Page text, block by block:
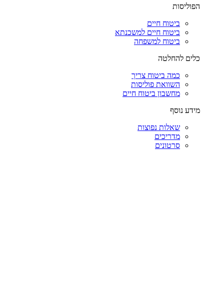
הפוליסות
ביטוח חיים
ביטוח חיים למשכנתא
ביטוח למשפחה
כלים להחלטה
כמה ביטוח צריך
השוואת פוליסות
מחשבון ביטוח חיים
מידע נוסף
שאלות נפוצות
מדריכים
סרטונים